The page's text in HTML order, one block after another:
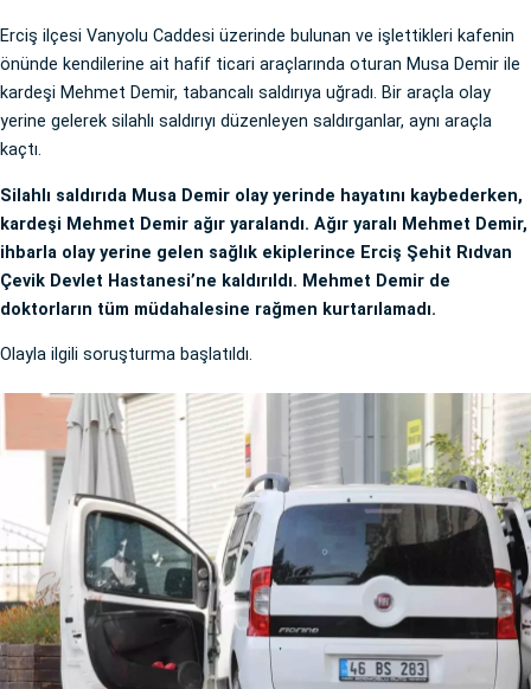
Erciş ilçesi Vanyolu Caddesi üzerinde bulunan ve işlettikleri kafenin
önünde kendilerine ait hafif ticari araçlarında oturan Musa Demir ile
kardeşi Mehmet Demir, tabancalı saldırıya uğradı. Bir araçla olay
yerine gelerek silahlı saldırıyı düzenleyen saldırganlar, aynı araçla
kaçtı.
Silahlı saldırıda Musa Demir olay yerinde hayatını kaybederken,
kardeşi Mehmet Demir ağır yaralandı. Ağır yaralı Mehmet Demir,
ihbarla olay yerine gelen sağlık ekiplerince Erciş Şehit Rıdvan
Çevik Devlet Hastanesi’ne kaldırıldı. Mehmet Demir de
doktorların tüm müdahalesine rağmen kurtarılamadı.
Olayla ilgili soruşturma başlatıldı.